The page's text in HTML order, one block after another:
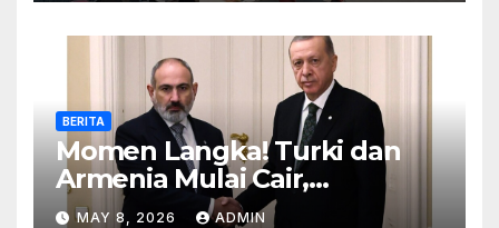
BERITA
Momen Langka! Turki dan
Armenia Mulai Cair,
Perbatasan Siap Dibuka
MAY 8, 2026 ADMIN